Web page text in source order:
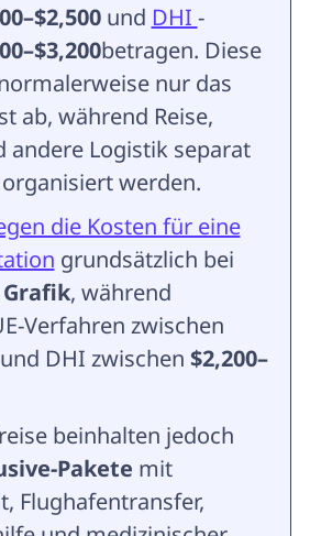
und DHI -
betragen. Diese
nur das
ab, während Reise,
andere Logistik separat
werden.
die Kosten für eine
grundsätzlich bei
Grafik, während
Verfahren zwischen
DHI zwischen $2,200–
beinhalten jedoch
Pakete mit
Flughafentransfer,